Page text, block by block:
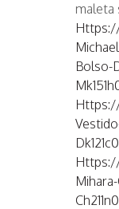
maleta
Bolso-